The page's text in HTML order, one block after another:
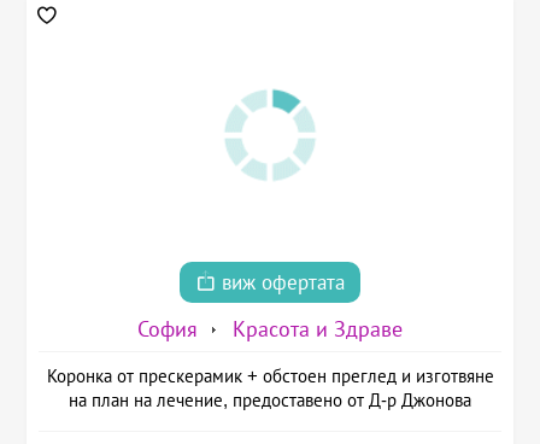
виж офертата
София Красота и Здраве
Коронка от прескерамик + обстоен преглед и изготвяне
на план на лечение, предоставено от Д-р Джонова